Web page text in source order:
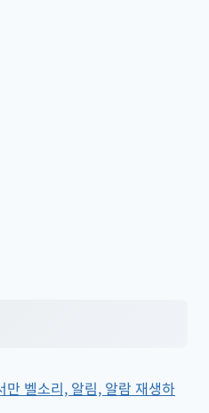
벨소리, 알림, 알람 재생하